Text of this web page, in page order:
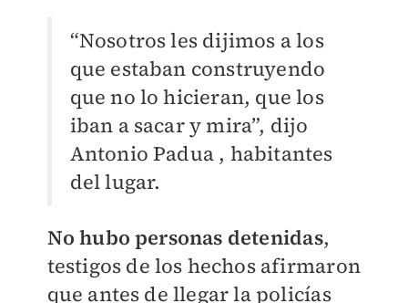
“Nosotros les dijimos a los
que estaban construyendo
que no lo hicieran, que los
iban a sacar y mira”, dijo
Antonio Padua , habitantes
del lugar.
No hubo personas detenidas,
testigos de los hechos afirmaron
que antes de llegar la policías